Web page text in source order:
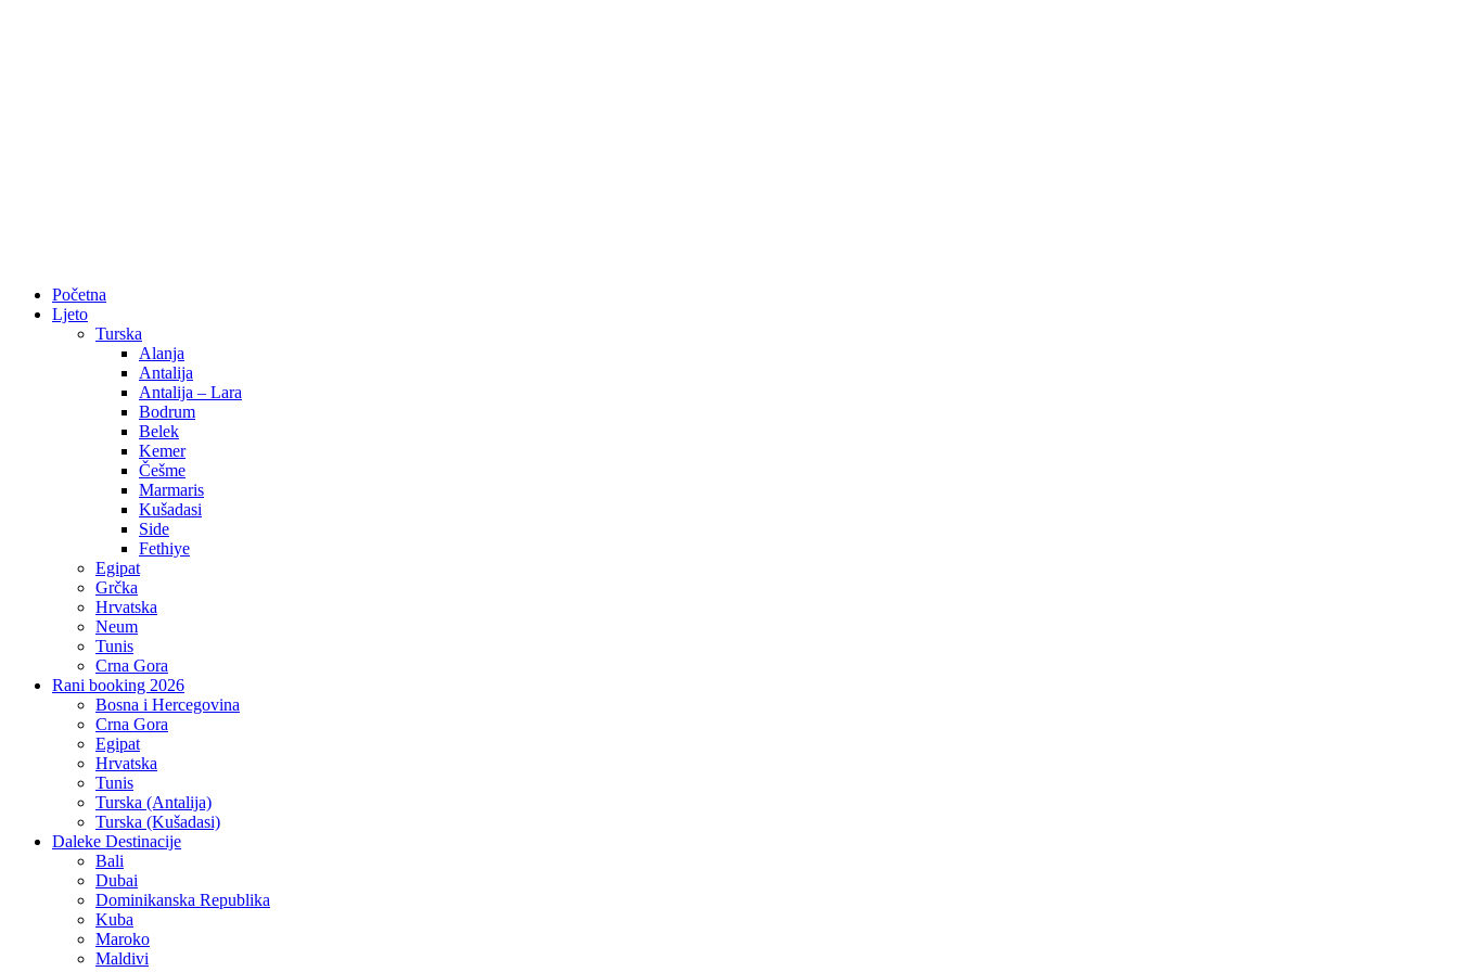
Početna
Ljeto
Turska
Alanja
Antalija
Antalija – Lara
Bodrum
Belek
Kemer
Češme
Marmaris
Kušadasi
Side
Fethiye
Egipat
Grčka
Hrvatska
Neum
Tunis
Crna Gora
Rani booking 2026
Bosna i Hercegovina
Crna Gora
Egipat
Hrvatska
Tunis
Turska (Antalija)
Turska (Kušadasi)
Daleke Destinacije
Bali
Dubai
Dominikanska Republika
Kuba
Maroko
Maldivi